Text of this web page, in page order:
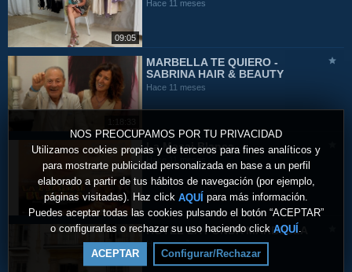
NOS PREOCUPAMOS POR TU PRIVACIDAD
Utilizamos cookies propias y de terceros para fines analíticos y
para mostrarte publicidad personalizada en base a un perfil
elaborado a partir de tus hábitos de navegación (por ejemplo,
páginas visitadas). Haz click AQUÍ para más información.
Puedes aceptar todas las cookies pulsando el botón “ACEPTAR”
o configurarlas o rechazar su uso haciendo click AQUÍ .
ACEPTAR Configurar/Rechazar
09:05
Hace 11 meses
MARBELLA TE QUIERO -
SABRINA HAIR & BEAUTY
Hace 11 meses
La Masai Blanca
Hace 11 meses
HOTEL LA FONDA MARBELLA
Hace un año